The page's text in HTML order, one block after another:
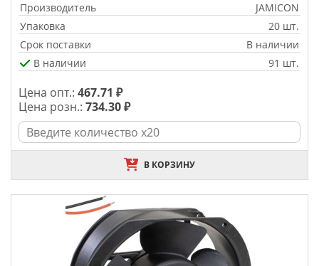
Производитель
JAMICON
Упаковка
20 шт.
Срок поставки
В наличии
В наличии
91 шт.
Цена опт.: 467.71 ₽
Цена розн.: 734.30 ₽
В КОРЗИНУ